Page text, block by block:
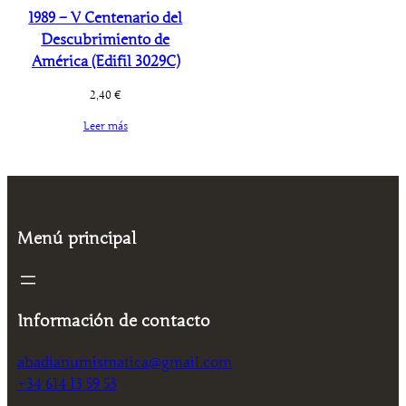
1989 – V Centenario del
Descubrimiento de
América (Edifil 3029C)
2,40 €
Leer más
Menú principal
Información de contacto
abadianumismatica@gmail.com
+34 614 13 59 53